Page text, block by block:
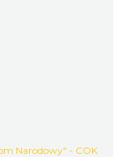
Narodowy" - COK